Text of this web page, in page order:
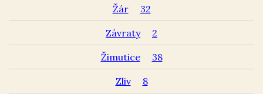
Žár 32
Závraty 2
Žimutice 38
Zliv 8